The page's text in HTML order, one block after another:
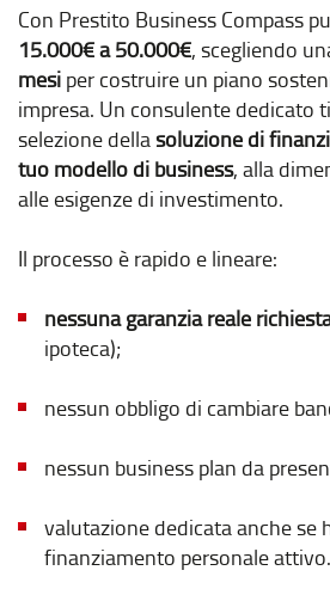
Con Prestito Business Compass
15.000€ a 50.000€, scegliendo
mesi per costruire un piano
impresa. Un consulente dedicato
selezione dellasoluzione di
tuo modello di business, alla
alle esigenze di investimento.
Il processo è rapido e lineare:
nessuna garanzia reale
ipoteca);
nessun obbligo di cambiare
nessun business plan da
valutazione dedicata anche se
finanziamento personale attivo.